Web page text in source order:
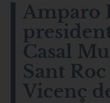
Amparo
Casal
Sant
Vicenç